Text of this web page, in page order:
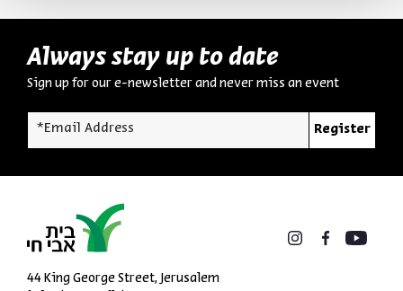
Always stay up to date
Sign up for our e-newsletter and never miss an event
*Email Address Register
44 King George Street, Jerusalem